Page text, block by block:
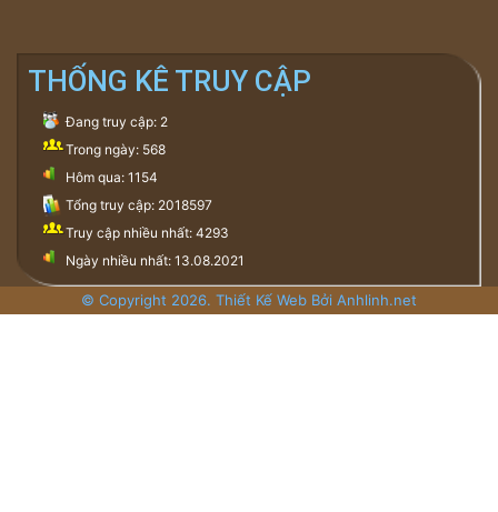
THỐNG KÊ TRUY CẬP
Đang truy cập: 2
Trong ngày: 568
Hôm qua: 1154
Tổng truy cập: 2018597
Truy cập nhiều nhất: 4293
Ngày nhiều nhất: 13.08.2021
© Copyright 2026. Thiết Kế Web Bởi Anhlinh.net